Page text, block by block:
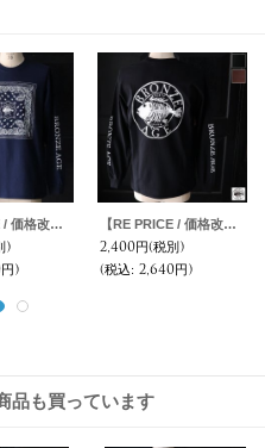
【RE PRICE / 価格改定】BRONZE AGE（ブロンズエイジ）16/-天竺 プリント L/S TEE/ Audience
)
)
【RE PRICE / 価格改定】BRONZE AGE（ブロンズエイジ）16/-天竺 プリント L/S TEE/ Audience
2,400円(税別)
(税込: 2,640円)
品も買っています